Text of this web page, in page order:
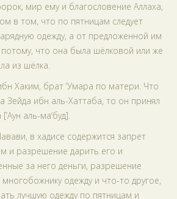
мир ему и благословение Аллаха,
в том, что по пятницам следует
одежду, а от предложенной им
что она была шёлковой или же
из шёлка.
Хаким, брат ‘Умара по матери. Что
Зейда ибн аль-Хаттаба, то он принял
аль-ма‘буд].
в хадисе содержится запрет
и разрешение дарить его и
за него деньги, разрешение
одежду и что-то другое,
лучшую одежду по пятницам и